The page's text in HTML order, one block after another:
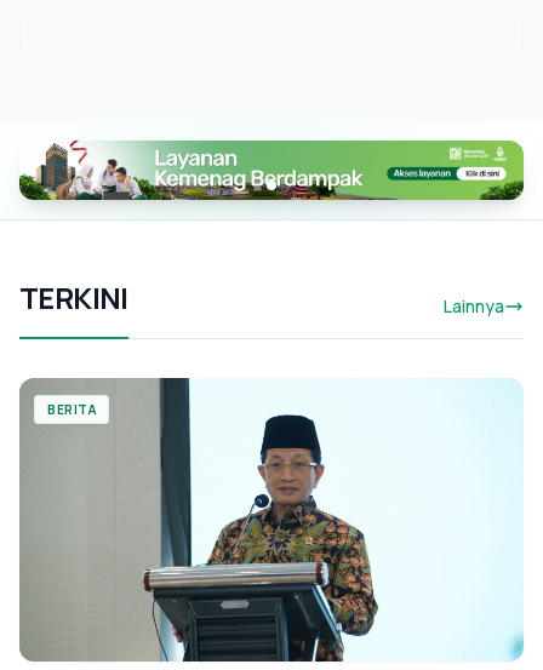
TERKINI Lainnya
BERITA